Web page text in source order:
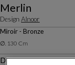
Merlin
Design Alnoor
Miroir - Bronze
∅. 130 Cm
Description